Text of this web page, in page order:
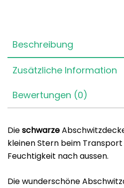
Beschreibung
Zusätzliche Information
Bewertungen (0)
Dieschwarze
kleinen Stern beim
Feuchtigkeit nach aussen.
Die wunderschöne